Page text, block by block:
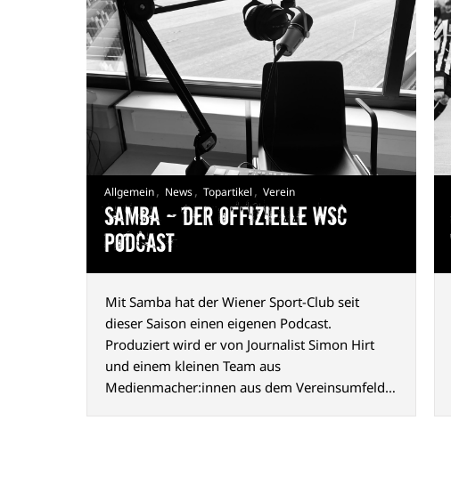
Allgemein, News, Topartikel , Verein
Samba — Der offizielle WSC
Podcast
Mit Samba hat der Wiener Sport-Club seit
dieser Saison einen eigenen Podcast.
Produziert wird er von Journalist Simon Hirt
und einem kleinen Team aus
Medienmacher:innen aus dem Vereinsumfeld.